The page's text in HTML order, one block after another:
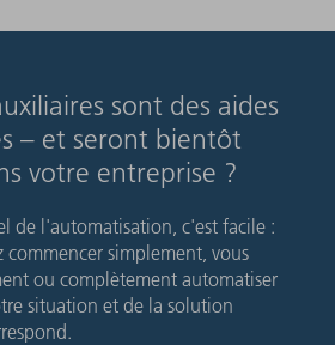
sont des aides
– et seront bientôt
votre entreprise ?
de l'automatisation, c'est facile :
commencer simplement, vous
ou complètement automatiser
situation et de la solution